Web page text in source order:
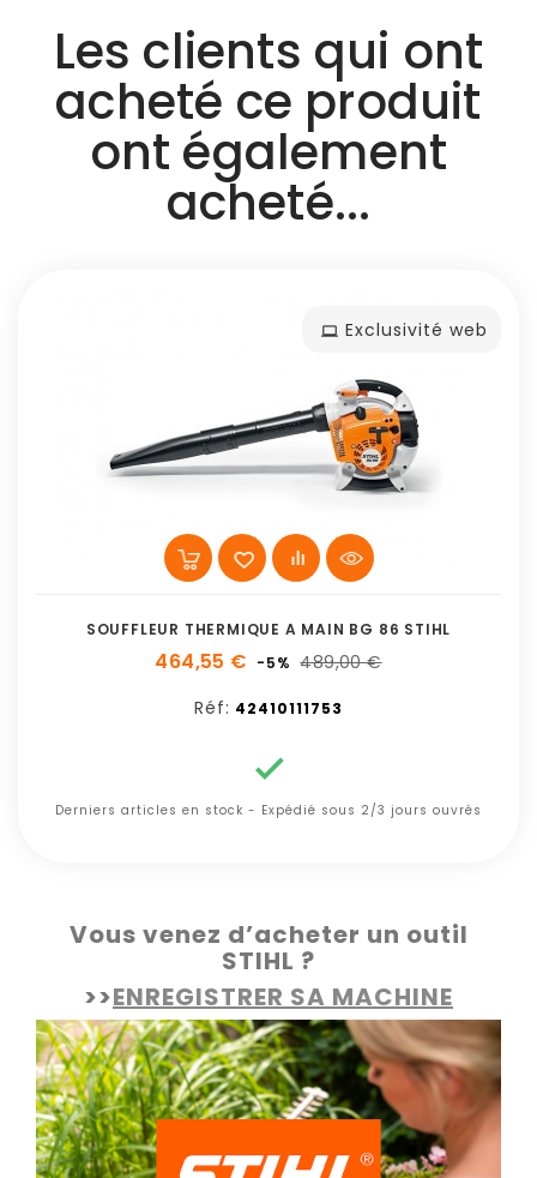
Les clients qui ont
acheté ce produit
ont également
acheté...
Exclusivité web
SOUFFLEUR THERMIQUE A MAIN BG 86 STIHL
464,55 € -5% 489,00 €
Réf: 42410111753

Derniers articles en stock - Expédié sous 2/3 jours ouvrés
Vous venez d’acheter un outil
STIHL ?
>>ENREGISTRER SA MACHINE